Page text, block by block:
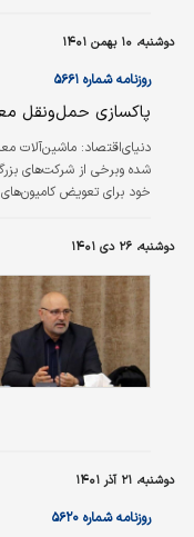
طرح ایجاد زیربناهای لازم در
دوشنبه، ۱۰ بهمن ۱۴۰۱
روزنامه شماره ۵۶۶۱
پاکسازی حمل‌ونقل
دنیای‌اقتصاد: ماشین‌آلات
شده وبرخی از شرکت‌های
خود برای تعویض
می‌دهند.
دوشنبه، ۲۶ دی ۱۴۰۱
دوشنبه، ۲۱ آذر ۱۴۰۱
روزنامه شماره ۵۶۲۰